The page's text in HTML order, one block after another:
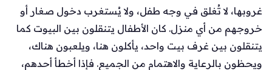
غروبها، لا تُغلق في وجه طفل، ولا يُستغرب دخول صغار أو
خروجهم من أي منزل. كان الأطفال يتنقلون بين البيوت كما
يتنقلون بين غرف بيت واحد، يأكلون هنا، ويلعبون هناك،
ويحظون بالرعاية والاهتمام من الجميع. فإذا أخطأ أحدهم،